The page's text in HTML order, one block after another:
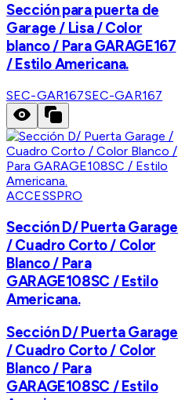
Sección para puerta de
Garage / Lisa / Color
blanco / Para GARAGE167
/ Estilo Americana.
SEC-GAR167SEC-GAR167
ACCESSPRO
Sección D/ Puerta Garage
/ Cuadro Corto / Color
Blanco / Para
GARAGE108SC / Estilo
Americana.
Sección D/ Puerta Garage
/ Cuadro Corto / Color
Blanco / Para
GARAGE108SC / Estilo